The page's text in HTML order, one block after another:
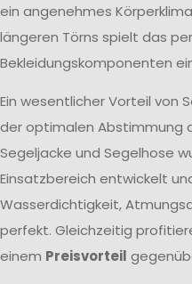
ein angenehmes
längeren Törns spielt das
Bekleidungskomponenten
Ein wesentlicher Vorteil von
der optimalen Abstimmung
Segeljacke und Segelhose
Einsatzbereich entwickelt
Wasserdichtigkeit,
perfekt. Gleichzeitig
einem Preisvorteil